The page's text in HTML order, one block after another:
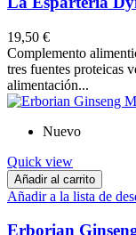
19,50 €
Complemento
tres fuentes proteicas
alimentación...
Nuevo
Quick view
Añadir al carrito
Añadir a la lista de
Erborian